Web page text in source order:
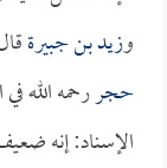
وزيد بن جبيرة
حجررحمه الله
الإسناد: إنه